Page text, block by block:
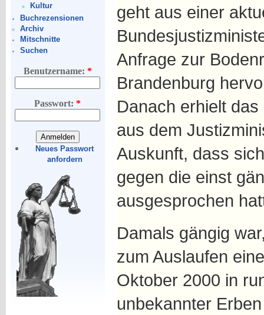
Kultur
Buchrezensionen
Archiv
Mitschnitte
Suchen
Benutzername: *
Passwort:*
Neues Passwort
anfordern
geht aus einer
Anfrage zur
Brandenburg
Danach erhielt
aus dem
Auskunft, dass
gegen die einst
ausgesprochen
Damals gängig
zum Auslaufen
Oktober 2000 in
unbekannter